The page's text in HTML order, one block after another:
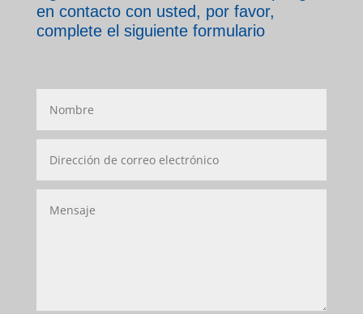
en contacto con usted, por favor,
complete el siguiente formulario